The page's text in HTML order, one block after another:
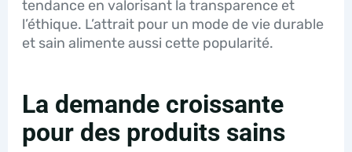
tendance en valorisant la transparence et
l’éthique. L’attrait pour un mode de vie durable
et sain alimente aussi cette popularité.
La demande croissante
pour des produits sains